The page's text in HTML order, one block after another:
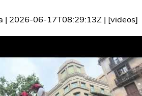
| 2026-06-17T08:29:13Z | [videos]